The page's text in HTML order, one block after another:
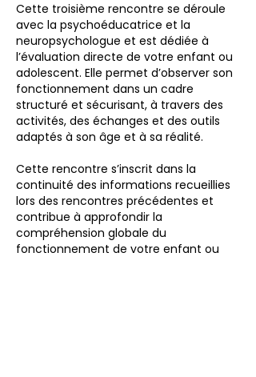
Cette troisième rencontre se déroule
avec la psychoéducatrice et la
neuropsychologue et est dédiée à
l’évaluation directe de votre enfant ou
adolescent. Elle permet d’observer son
fonctionnement dans un cadre
structuré et sécurisant, à travers des
activités, des échanges et des outils
adaptés à son âge et à sa réalité.
Cette rencontre s’inscrit dans la
continuité des informations recueillies
lors des rencontres précédentes et
contribue à approfondir la
compréhension globale du
fonctionnement de votre enfant ou